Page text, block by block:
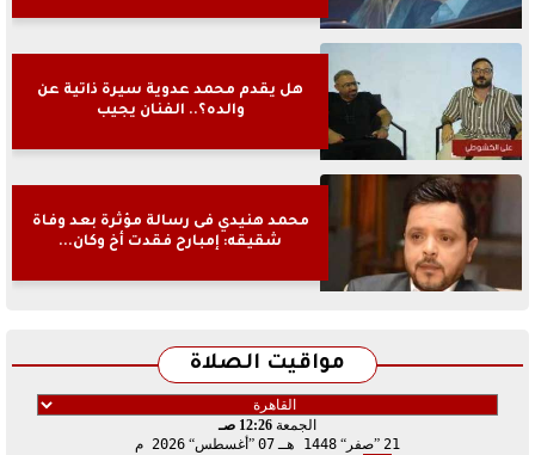
هل يقدم محمد عدوية سيرة ذاتية عن
والده؟.. الفنان يجيب
محمد هنيدي فى رسالة مؤثرة بعد وفاة
شقيقه: إمبارح فقدت أخ وكان...
مواقيت الصلاة
الجمعة 12:26 صـ
21 صفر 1448 هـ 07 أغسطس 2026 م